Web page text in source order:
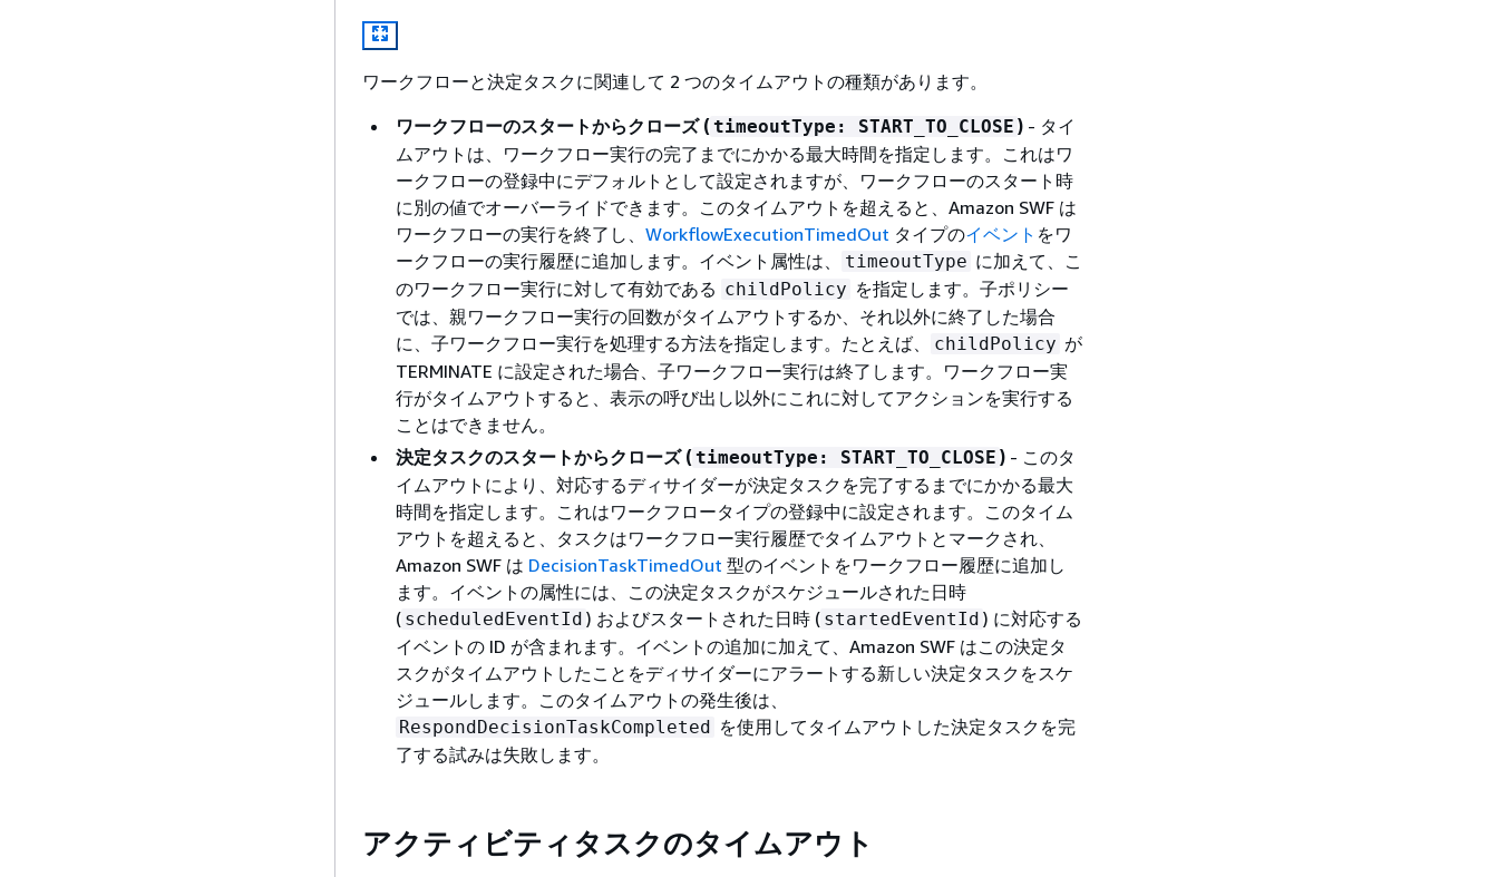
ワークフローと決定タスクに関連して 2 つのタイムアウトの種類があります。
ワークフローのスタートからクローズ (timeoutType: START_TO_CLOSE ) - タイ
ムアウトは、ワークフロー実行の完了までにかかる最大時間を指定します。これはワ
ークフローの登録中にデフォルトとして設定されますが、ワークフローのスタート時
に別の値でオーバーライドできます。このタイムアウトを超えると、Amazon SWF は
ワークフローの実行を終了し、 WorkflowExecutionTimedOut タイプのイベント をワ
ークフローの実行履歴に追加します。イベント属性は、
timeoutType に加えて、こ
のワークフロー実行に対して有効である childPolicy を指定します。子ポリシー
では、親ワークフロー実行の回数がタイムアウトするか、それ以外に終了した場合
に、子ワークフロー実行を処理する方法を指定します。たとえば、
childPolicy が
TERMINATE に設定された場合、子ワークフロー実行は終了します。ワークフロー実
行がタイムアウトすると、表示の呼び出し以外にこれに対してアクションを実行する
ことはできません。
決定タスクのスタートからクローズ (timeoutType: START_TO_CLOSE ) - このタ
イムアウトにより、対応するディサイダーが決定タスクを完了するまでにかかる最大
時間を指定します。これはワークフロータイプの登録中に設定されます。このタイム
アウトを超えると、タスクはワークフロー実行履歴でタイムアウトとマークされ、
Amazon SWF は DecisionTaskTimedOut 型のイベントをワークフロー履歴に追加し
ます。イベントの属性には、この決定タスクがスケジュールされた日時
( scheduledEventId ) およびスタートされた日時 ( startedEventId ) に対応する
イベントの ID が含まれます。イベントの追加に加えて、Amazon SWF はこの決定タ
スクがタイムアウトしたことをディサイダーにアラートする新しい決定タスクをスケ
ジュールします。このタイムアウトの発生後は、
RespondDecisionTaskCompleted
を使用してタイムアウトした決定タスクを完
了する試みは失敗します。
アクティビティタスクのタイムアウト